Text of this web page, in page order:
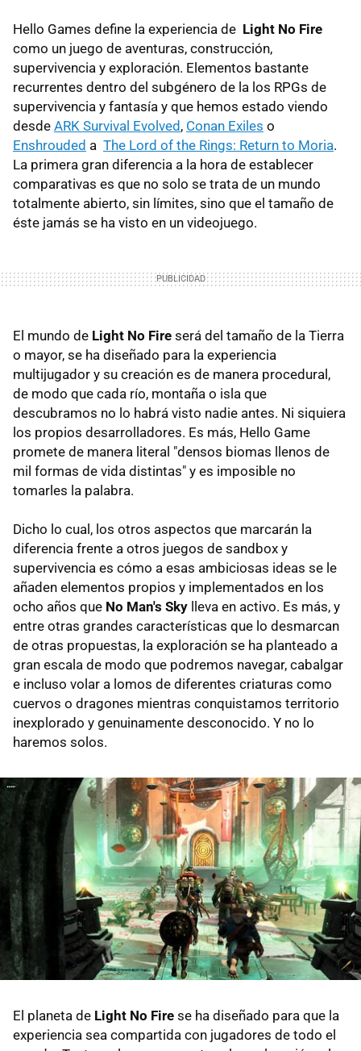
Hello Games define la experiencia de Light No Fire
como un juego de aventuras, construcción,
supervivencia y exploración. Elementos bastante
recurrentes dentro del subgénero de la los RPGs de
supervivencia y fantasía y que hemos estado viendo
desde ARK Survival Evolved, Conan Exiles o
Enshrouded a The Lord of the Rings: Return to Moria.
La primera gran diferencia a la hora de establecer
comparativas es que no solo se trata de un mundo
totalmente abierto, sin límites, sino que el tamaño de
éste jamás se ha visto en un videojuego.
El mundo de Light No Fire será del tamaño de la Tierra
o mayor, se ha diseñado para la experiencia
multijugador y su creación es de manera procedural,
de modo que cada río, montaña o isla que
descubramos no lo habrá visto nadie antes. Ni siquiera
los propios desarrolladores. Es más, Hello Game
promete de manera literal "densos biomas llenos de
mil formas de vida distintas" y es imposible no
tomarles la palabra.
Dicho lo cual, los otros aspectos que marcarán la
diferencia frente a otros juegos de sandbox y
supervivencia es cómo a esas ambiciosas ideas se le
añaden elementos propios y implementados en los
ocho años que No Man's Sky lleva en activo. Es más, y
entre otras grandes características que lo desmarcan
de otras propuestas, la exploración se ha planteado a
gran escala de modo que podremos navegar, cabalgar
e incluso volar a lomos de diferentes criaturas como
cuervos o dragones mientras conquistamos territorio
inexplorado y genuinamente desconocido. Y no lo
haremos solos.
El planeta de Light No Fire se ha diseñado para que la
experiencia sea compartida con jugadores de todo el